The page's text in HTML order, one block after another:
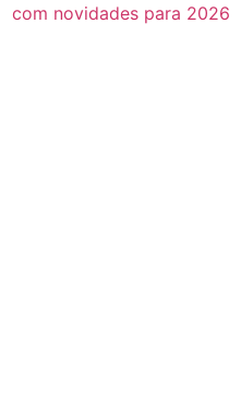
com novidades para 2026